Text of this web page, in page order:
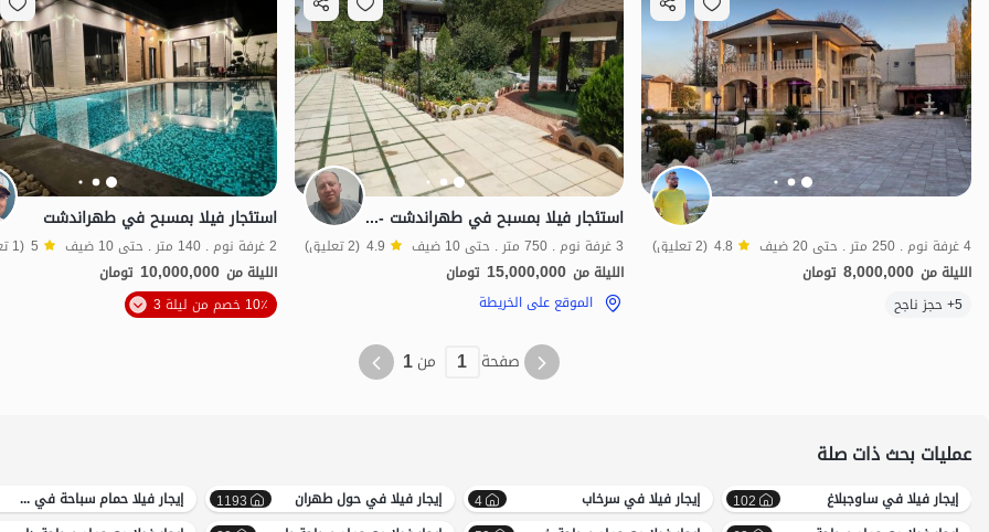
4 غرفة نوم . 250 متر . حتى 20 ضيف 4.8 (2 تعليق)
الليلة من 8,000,000 تومان
5+ حجز ناجح
الموقع على الخريطة
استئجار فيلا بمسبح في طهراندشت - سرخاب
3 غرفة نوم . 750 متر . حتى 10 ضيف 4.9 (2 تعليق)
الليلة من 15,000,000 تومان
الموقع على الخريطة
استئجار فيلا بمسبح في طهراندشت
2 غرفة نوم . 140 متر . حتى 10 ضيف 5 (1 تعليق)
الليلة من 10,000,000 تومان
10٪ خصم من ليلة 3
صفحة 1 من1
عمليات بحث ذات صلة
إيجار فيلا في ساوجبلاغ 102 إيجار فيلا في سرخاب 4 إيجار فيلا في حول طهران 1193 إيجار فيلا حمام سباحة في ساوجبلاغ